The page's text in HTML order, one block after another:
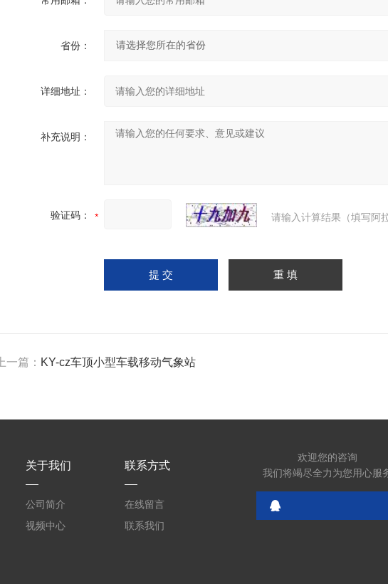
省份：
详细地址：
补充说明：
验证码： 请输入计算结果（填写阿
上一篇： KY-cz车顶小型车载移动气象站
关于我们
公司简介
视频中心
联系方式
在线留言
联系我们
欢迎您的咨询
我们将竭尽全力为您用心服